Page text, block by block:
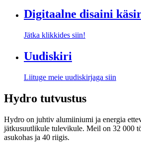
Digitaalne disaini
Jätka klikkides siin!
Uudiskiri
Liituge meie uudiskirjaga siin
Hydro tutvustus
Hydro on juhtiv alumiiniumi ja energia
jätkusuutlikule tulevikule. Meil on 32 000
asukohas ja 40 riigis.